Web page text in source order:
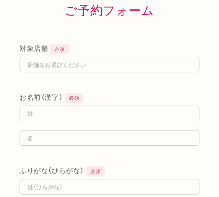
ご予約フォーム
対象店舗 必須
お名前（漢字） 必須
ふりがな（ひらがな） 必須